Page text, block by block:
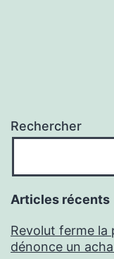
Rechercher
Articles récents
Revolut ferme la
dénonce un